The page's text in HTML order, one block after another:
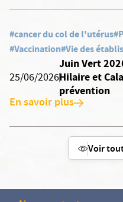
#cancer du col de l'utérus
#Vaccination#Vie des
25/06/2026
Juin Vert
Hilaire et
prévention
En savoir plus
Voir